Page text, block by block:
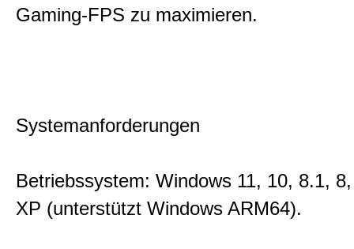
Gaming-FPS zu maximieren.
Systemanforderungen
Betriebssystem: Windows 11, 10, 8.1,
XP (unterstützt Windows ARM64).